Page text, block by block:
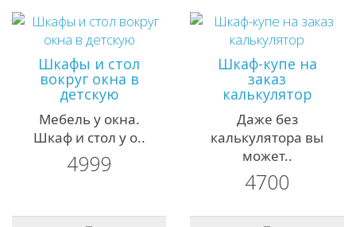
Шкафы и стол
вокруг окна в
детскую
Мебель у окна.
Шкаф и стол у о..
4999
Шкаф-купе на
заказ
калькулятор
Даже без
калькулятора вы
может..
4700